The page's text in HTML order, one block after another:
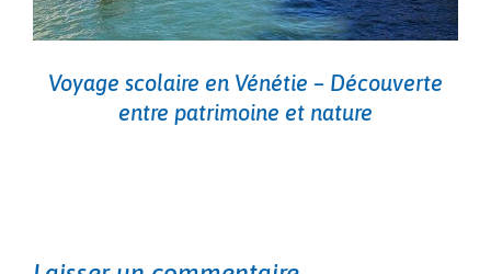
Voyage scolaire en Vénétie – Découverte
entre patrimoine et nature